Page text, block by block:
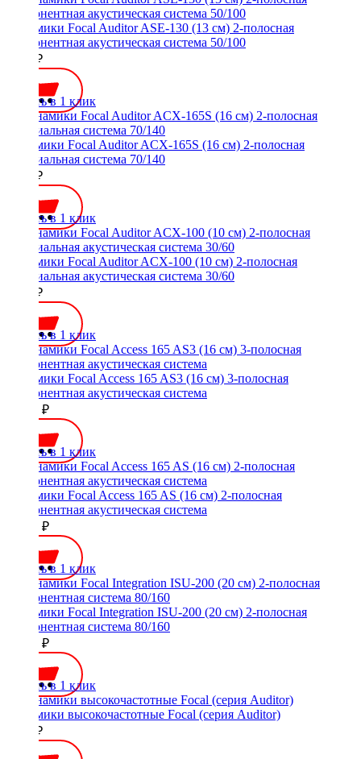
Динамики Focal Auditor ASE-130 (13 см) 2-полосная
компонентная акустическая система 50/100
8800 ₽
Купить в 1 клик
Динамики Focal Auditor ACX-165S (16 см) 2-полосная
коаксиальная система 70/140
7800 ₽
Купить в 1 клик
Динамики Focal Auditor ACX-100 (10 см) 2-полосная
коаксиальная акустическая система 30/60
5000 ₽
Купить в 1 клик
Динамики Focal Access 165 AS3 (16 см) 3-полосная
компонентная акустическая система
20500 ₽
Купить в 1 клик
Динамики Focal Access 165 AS (16 см) 2-полосная
компонентная акустическая система
15300 ₽
Купить в 1 клик
Динамики Focal Integration ISU-200 (20 см) 2-полосная
компонентная система 80/160
16500 ₽
Купить в 1 клик
Динамики высокочастотные Focal (серия Auditor)
2500 ₽